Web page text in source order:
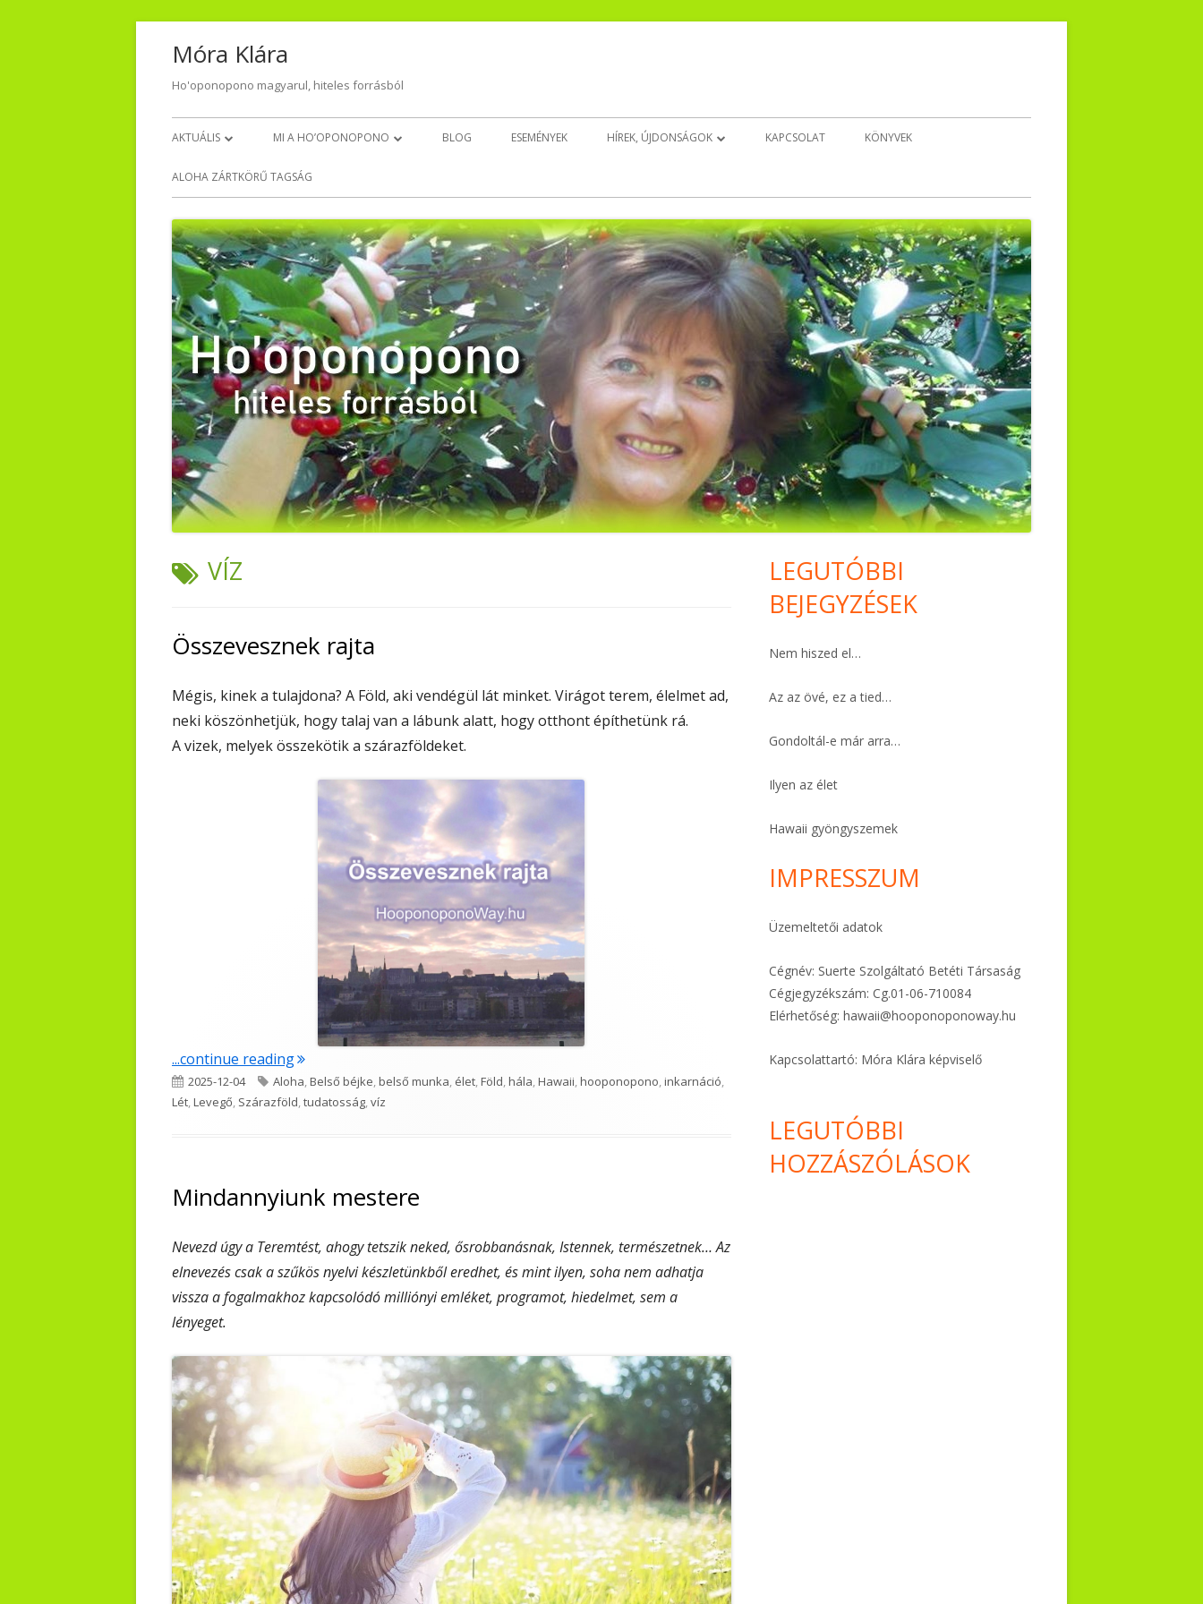
Móra Klára
Ho'oponopono magyarul, hiteles forrásból
Primary
Menu
AKTUÁLIS
NAPI HÁLA
MI A HO’OPONOPONO
VISSZAJELZÉSEK – TŐLETEK
BLOG ESEMÉNYEK HÍREK, ÚJDONSÁGOK
BELSŐ GYERMEK DÉDELGETŐ ÚJ!
ALUDJ JÓL!
EZT NYISD KI, HA…
EGÉSZSÉGEDRE!
ELENGEDÉS
HÁLA MINDENÉRT. KOMOLYAN.
FELEMELŐ
PÉNZTÁRCA
MEGBOCSÁTÁS
FÉLELEMOLDÓ HO’OPONOPONO
KAPCSOLAT KÖNYVEK
ALOHA ZÁRTKÖRŰ TAGSÁG
TAG:
VÍZ
Összevesznek rajta
Mégis, kinek a tulajdona? A Föld, aki vendégül lát minket. Virágot terem, élelmet ad,
neki köszönhetjük, hogy talaj van a lábunk alatt, hogy otthont építhetünk rá.
A vizek, melyek összekötik a szárazföldeket.
...continue reading"Összevesznek rajta"
Published
on
2025-12-04 Tags
Aloha,Belső béjke,belső munka, élet,Föld,hála,Hawaii,hooponopono,inkarnáció,
Lét,Levegő, Szárazföld,tudatosság,víz
Mindannyiunk mestere
Nevezd úgy a Teremtést, ahogy tetszik neked, ősrobbanásnak, Istennek, természetnek… Az
elnevezés csak a szűkös nyelvi készletünkből eredhet, és mint ilyen, soha nem adhatja
vissza a fogalmakhoz kapcsolódó milliónyi emléket, programot, hiedelmet, sem a
lényeget.
Main
Sidebar
LEGUTÓBBI
BEJEGYZÉSEK
Nem hiszed el…
Az az övé, ez a tied…
Gondoltál-e már arra…
Ilyen az élet
Hawaii gyöngyszemek
IMPRESSZUM
Üzemeltetői adatok
Cégnév: Suerte Szolgáltató Betéti Társaság
Cégjegyzékszám: Cg.01-06-710084
Elérhetőség:hawaii@hooponoponoway.hu
Kapcsolattartó: Móra Klára képviselő
LEGUTÓBBI
HOZZÁSZÓLÁSOK